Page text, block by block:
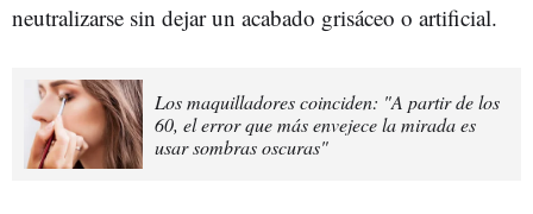
neutralizarse sin dejar un acabado grisáceo o artificial.
Los maquilladores coinciden: "A partir de los
60, el error que más envejece la mirada es
usar sombras oscuras"